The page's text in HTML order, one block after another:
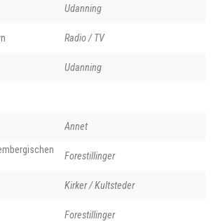
Udanning
Radio / TV
Udanning
Annet
Forestillinger
Kirker / Kultsteder
Forestillinger